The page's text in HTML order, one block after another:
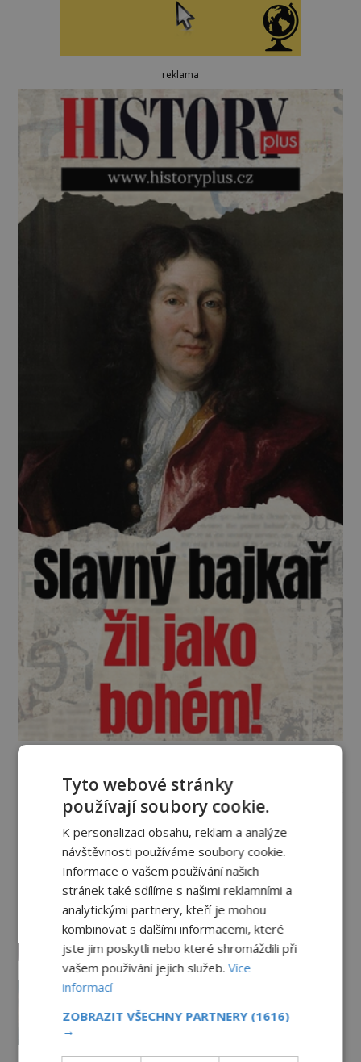
reklama
Vesmír a technologie
Co zachycují tajemné snímky
Marsu? Je na něm přeci jen voda?
PREMIUM 7.8.2026 1.8TIS
Podivné události roku 2023: Jsou
Američané v obležení UFO?
PREMIUM 3.5TIS
PREMIUM 4.7.2026 3.4TIS
Tyto webové stránky
používají soubory cookie.
K personalizaci obsahu, reklam a analýze
návštěvnosti používáme soubory cookie.
Informace o vašem používání našich
stránek také sdílíme s našimi reklamními a
analytickými partnery, kteří je mohou
kombinovat s dalšími informacemi, které
jste jim poskytli nebo které shromáždili při
vašem používání jejich služeb.Více
informací
ZOBRAZIT VŠECHNY PARTNERY (1616)
→